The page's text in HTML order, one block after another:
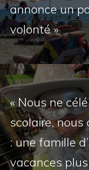
annonce un
volonté »
« Nous ne
scolaire, nous
: une famille
vacances